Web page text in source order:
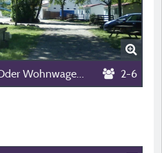
Stellplatz 2 Person + Zelt Oder Wohnwagen + Auto 2-6